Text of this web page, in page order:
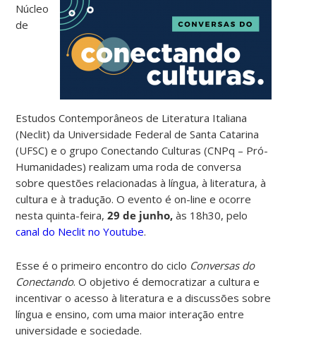
Núcleo
de
Estudos Contemporâneos de Literatura Italiana
(Neclit) da Universidade Federal de Santa Catarina
(UFSC) e o grupo Conectando Culturas (CNPq – Pró-
Humanidades)realizam uma roda de conversa
sobre questões relacionadas à língua, à literatura, à
cultura e à tradução. O evento é on-line e ocorre
nesta quinta-feira,29 de junho,às 18h30, pelo
canal do Neclit no Youtube.
Esse é o primeiro encontro do ciclo Conversas do
Conectando. O objetivo é democratizar a cultura e
incentivar o acesso à literatura e a discussões sobre
língua e ensino, com uma maior interação entre
universidade e sociedade.